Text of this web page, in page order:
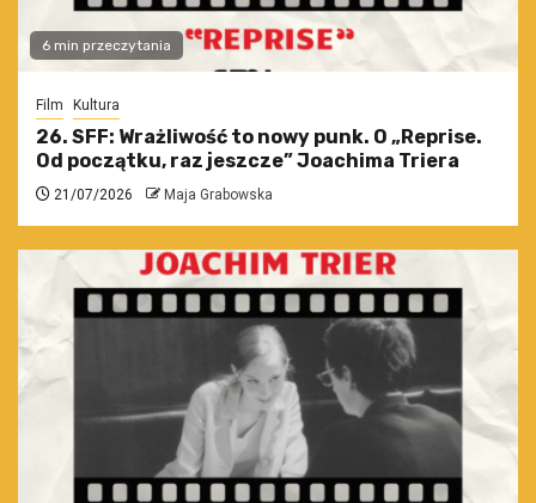
6 min przeczytania
Film Kultura
26. SFF: Wrażliwość to nowy punk. O „Reprise.
Od początku, raz jeszcze” Joachima Triera
21/07/2026 Maja Grabowska